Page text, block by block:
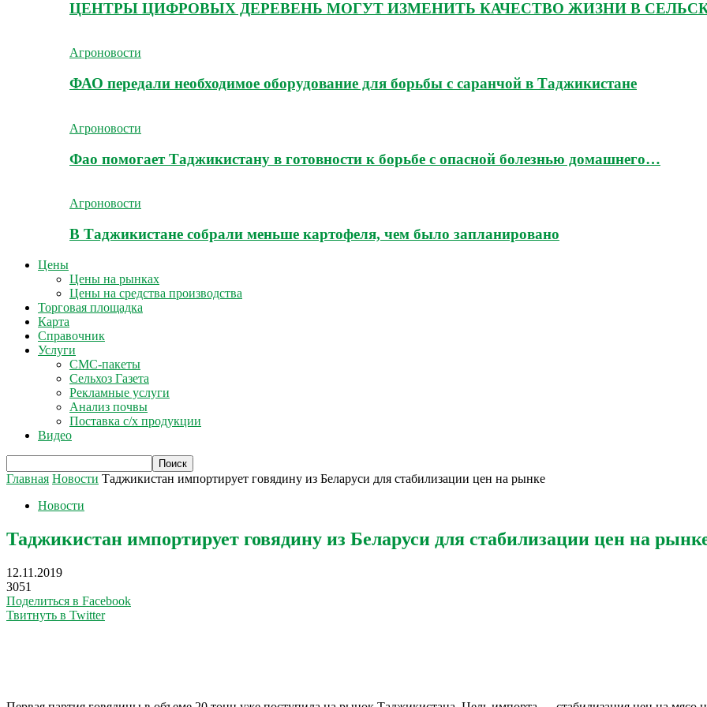
ЦЕНТРЫ ЦИФРОВЫХ ДЕРЕВЕНЬ МОГУТ ИЗМЕНИТЬ КАЧЕСТВО ЖИЗНИ В
Агроновости
ФАО передали необходимое оборудование для борьбы с саранчой в Таджикистане
Агроновости
Фао помогает Таджикистану в готовности к борьбе с опасной болезнью домашнего…
Агроновости
В Таджикистане собрали меньше картофеля, чем было запланировано
Цены
Цены на рынках
Цены на средства производства
Торговая площадка
Карта
Справочник
Услуги
СМС-пакеты
Сельхоз Газета
Рекламные услуги
Анализ почвы
Поставка с/х продукции
Видео
Главная Новости Таджикистан импортирует говядину из Беларуси для стабилизации цен на рынке
Новости
Таджикистан импортирует говядину из Беларуси для стабилизации цен на
12.11.2019
3051
Поделиться в Facebook
Твитнуть в Twitter